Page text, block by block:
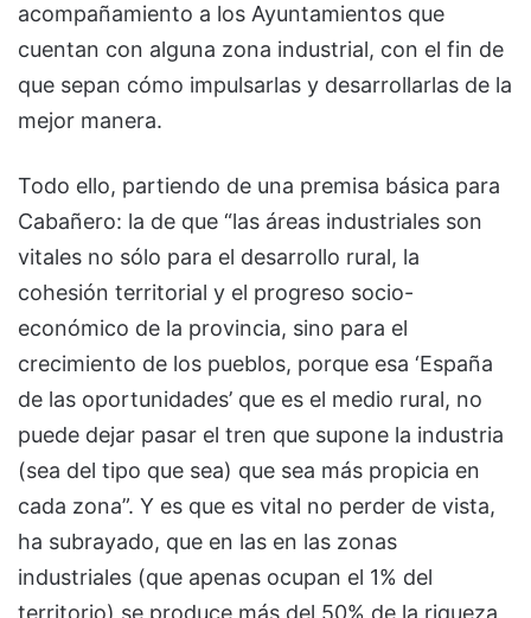
acompañamiento a los Ayuntamientos que
cuentan con alguna zona industrial, con el fin de
que sepan cómo impulsarlas y desarrollarlas de la
mejor manera.
Todo ello, partiendo de una premisa básica para
Cabañero: la de que “las áreas industriales son
vitales no sólo para el desarrollo rural, la
cohesión territorial y el progreso socio-
económico de la provincia, sino para el
crecimiento de los pueblos, porque esa ‘España
de las oportunidades’ que es el medio rural, no
puede dejar pasar el tren que supone la industria
(sea del tipo que sea) que sea más propicia en
cada zona”. Y es que es vital no perder de vista,
ha subrayado, que en las en las zonas
industriales (que apenas ocupan el 1% del
territorio) se produce más del 50% de la riqueza